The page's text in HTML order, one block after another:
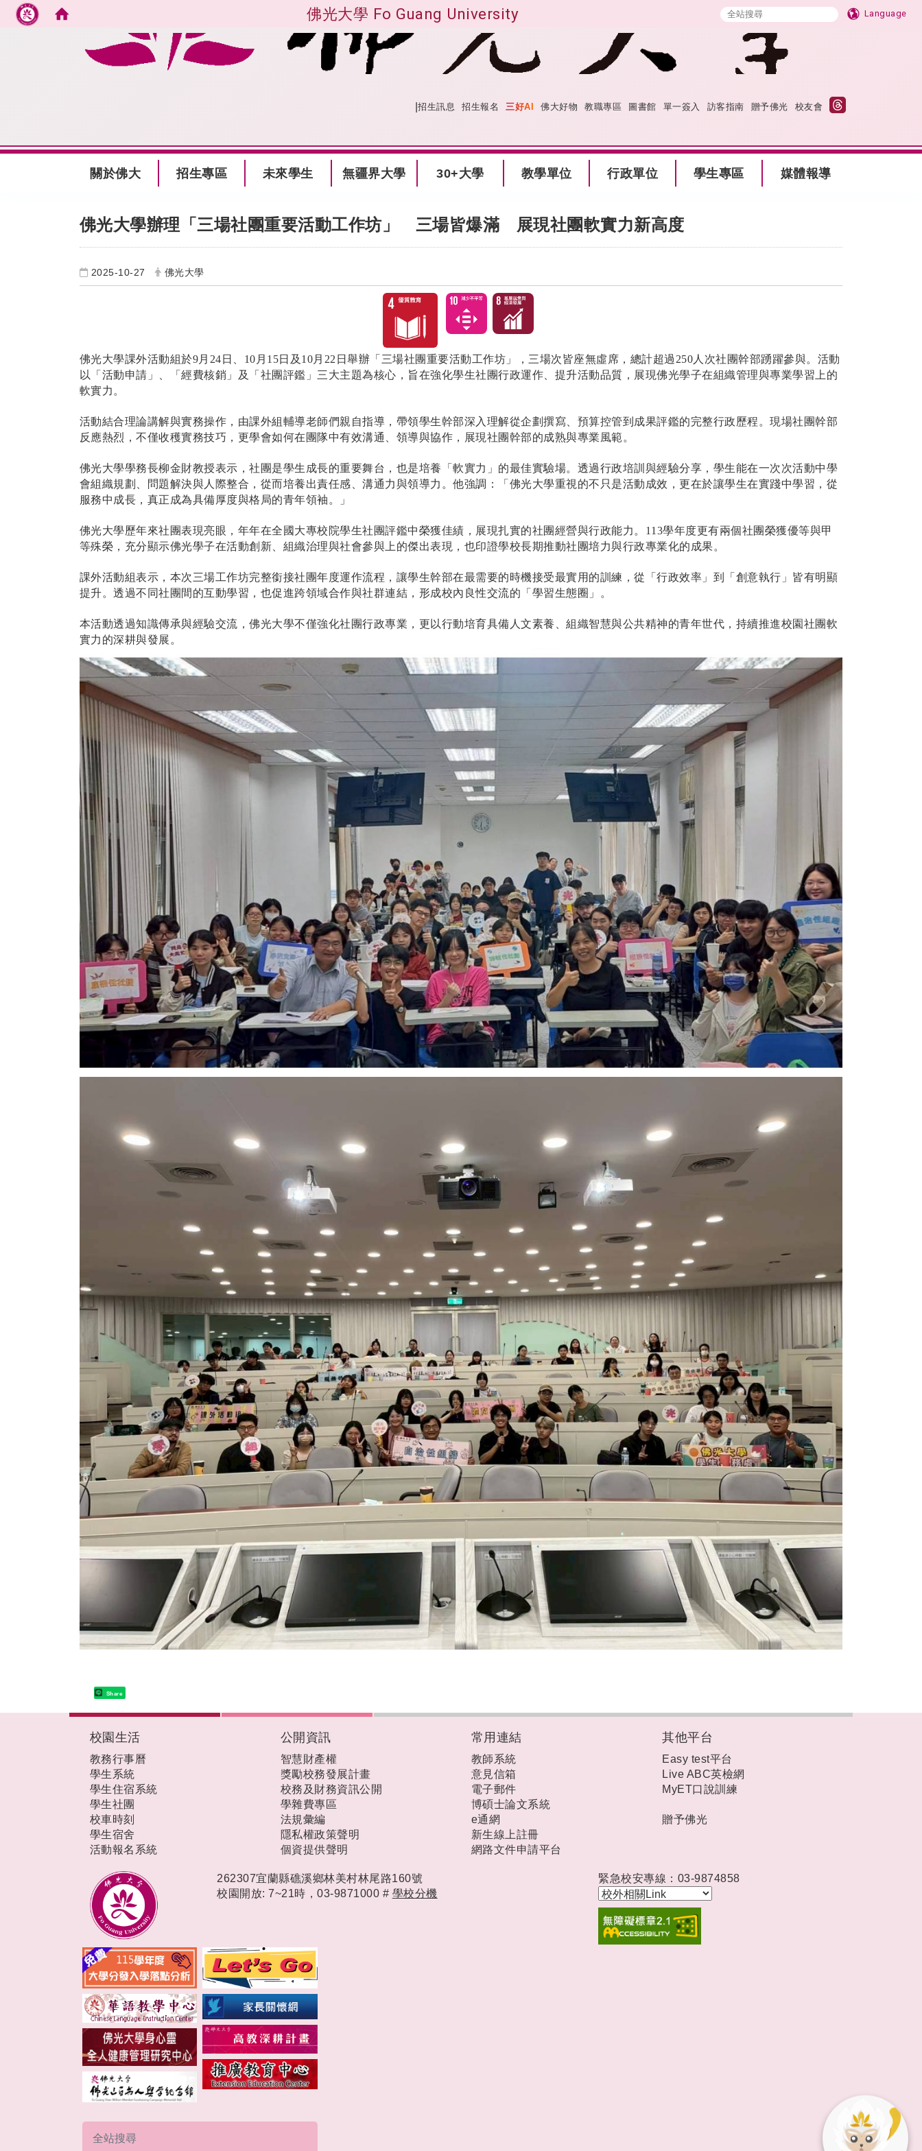
佛光大學 Fo Guang University Language
跳到主要內容
|招生訊息 招生報名 三好AI 佛大好物 教職專區 圖書館 單一簽入 訪客指南 贈予佛光 校友會
關於佛大 招生專區 未來學生 無疆界大學 30+大學 教學單位 行政單位 學生專區 媒體報導
佛光大學辦理「三場社團重要活動工作坊」 三場皆爆滿 展現社團軟實力新高度
2025-10-27 佛光大學
佛光大學課外活動組於9月24日、10月15日及10月22日舉辦「三場社團重要活動工作坊」，三場次皆座無虛席，總計超過250人次社團幹部踴躍參與。活動
以「活動申請」、「經費核銷」及「社團評鑑」三大主題為核心，旨在強化學生社團行政運作、提升活動品質，展現佛光學子在組織管理與專業學習上的
軟實力。
活動結合理論講解與實務操作，由課外組輔導老師們親自指導，帶領學生幹部深入理解從企劃撰寫、預算控管到成果評鑑的完整行政歷程。現場社團幹部
反應熱烈，不僅收穫實務技巧，更學會如何在團隊中有效溝通、領導與協作，展現社團幹部的成熟與專業風範。
佛光大學學務長柳金財教授表示，社團是學生成長的重要舞台，也是培養「軟實力」的最佳實驗場。透過行政培訓與經驗分享，學生能在一次次活動中學
會組織規劃、問題解決與人際整合，從而培養出責任感、溝通力與領導力。他強調：「佛光大學重視的不只是活動成效，更在於讓學生在實踐中學習，從
服務中成長，真正成為具備厚度與格局的青年領袖。」
佛光大學歷年來社團表現亮眼，年年在全國大專校院學生社團評鑑中榮獲佳績，展現扎實的社團經營與行政能力。113學年度更有兩個社團榮獲優等與甲
等殊榮，充分顯示佛光學子在活動創新、組織治理與社會參與上的傑出表現，也印證學校長期推動社團培力與行政專業化的成果。
課外活動組表示，本次三場工作坊完整銜接社團年度運作流程，讓學生幹部在最需要的時機接受最實用的訓練，從「行政效率」到「創意執行」皆有明顯
提升。透過不同社團間的互動學習，也促進跨領域合作與社群連結，形成校內良性交流的「學習生態圈」。
本活動透過知識傳承與經驗交流，佛光大學不僅強化社團行政專業，更以行動培育具備人文素養、組織智慧與公共精神的青年世代，持續推進校園社團軟
實力的深耕與發展。
Share
校園生活
教務行事曆
學生系統
學生住宿系統
學生社團
校車時刻
學生宿舍
活動報名系統
公開資訊
智慧財產權
獎勵校務發展計畫
校務及財務資訊公開
學雜費專區
法規彙編
隱私權政策聲明
個資提供聲明
常用連結
教師系統
意見信箱
電子郵件
博碩士論文系統
e通網
新生線上註冊
網路文件申請平台
其他平台
Easy test平台
Live ABC英檢網
MyET口說訓練
贈予佛光
262307宜蘭縣礁溪鄉林美村林尾路160號
校園開放: 7~21時，03-9871000 # 學校分機
緊急校安專線：03-9874858